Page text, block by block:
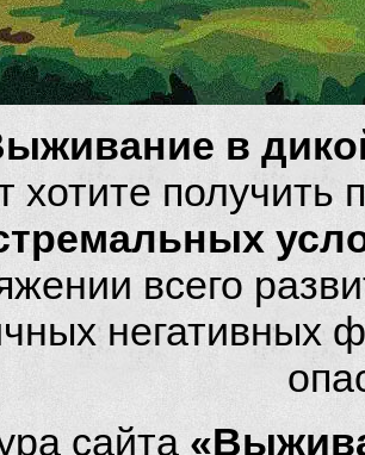
в
хотите
всего
негативных
сайта